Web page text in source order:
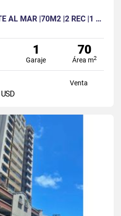
APARTAMENTO FRENTE AL MAR |70M2 |2 REC |1 BAÑ | 1 PARK | POR ESTRENAR
1
Garaje
70
Área m2
Venta
USD